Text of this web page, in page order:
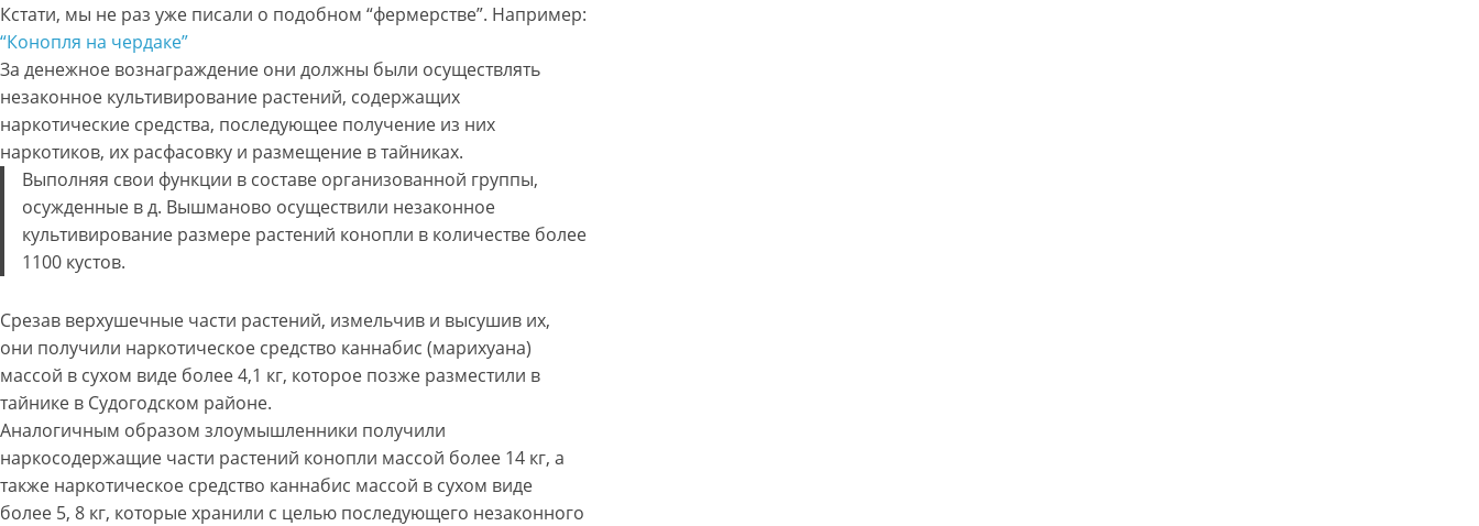
Кстати, мы не раз уже писали о подобном “фермерстве”. Например:
“Конопля на чердаке”
За денежное вознаграждение они должны были осуществлять
незаконное культивирование растений, содержащих
наркотические средства, последующее получение из них
наркотиков, их расфасовку и размещение в тайниках.
Выполняя свои функции в составе организованной группы,
осужденные в д. Вышманово осуществили незаконное
культивирование размере растений конопли в количестве более
1100 кустов.
Срезав верхушечные части растений, измельчив и высушив их,
они получили наркотическое средство каннабис (марихуана)
массой в сухом виде более 4,1 кг, которое позже разместили в
тайнике в Судогодском районе.
Аналогичным образом злоумышленники получили
наркосодержащие части растений конопли массой более 14 кг, а
также наркотическое средство каннабис массой в сухом виде
более 5, 8 кг, которые хранили с целью последующего незаконного